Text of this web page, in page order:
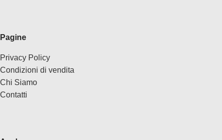
Pagine
Privacy Policy
Condizioni di vendita
Chi Siamo
Contatti